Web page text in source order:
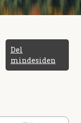
Del
mindesiden